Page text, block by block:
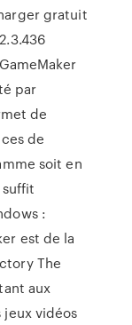
gratuit
par
de
de
soit en
:
est de la
The
aux
vidéos